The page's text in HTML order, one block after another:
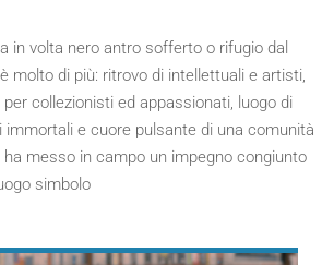
in volta nero antro sofferto o rifugio dal
molto di più: ritrovo di intellettuali e artisti,
collezionisti ed appassionati, luogo di
immortali e cuore pulsante di una comunità
messo in campo un impegno congiunto
simbolo